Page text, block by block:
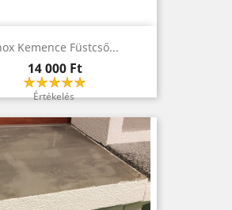
Kemence Füstcső...
Ár
14 000 Ft
Értékelés